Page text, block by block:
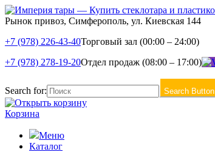
Рынок привоз, Симферополь, ул. Киевская 144
+7 (978) 226-43-40Торговый зал (00:00 – 24:00)
+7 (978) 278-19-20Отдел продаж (08:00 – 17:00)
Search for: Search Button
Корзина
Меню
Каталог